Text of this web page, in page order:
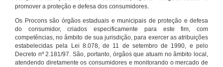
promover a proteção e defesa dos consumidores.
Os Procons são órgãos estaduais e municipais de proteção e defesa
do consumidor, criados especificamente para este fim, com
competências, no âmbito de sua jurisdição, para exercer as atribuições
estabelecidas pela Lei 8.078, de 11 de setembro de 1990, e pelo
Decreto nº 2.181/97. São, portanto, órgãos que atuam no âmbito local,
atendendo diretamente os consumidores e monitorando o mercado de